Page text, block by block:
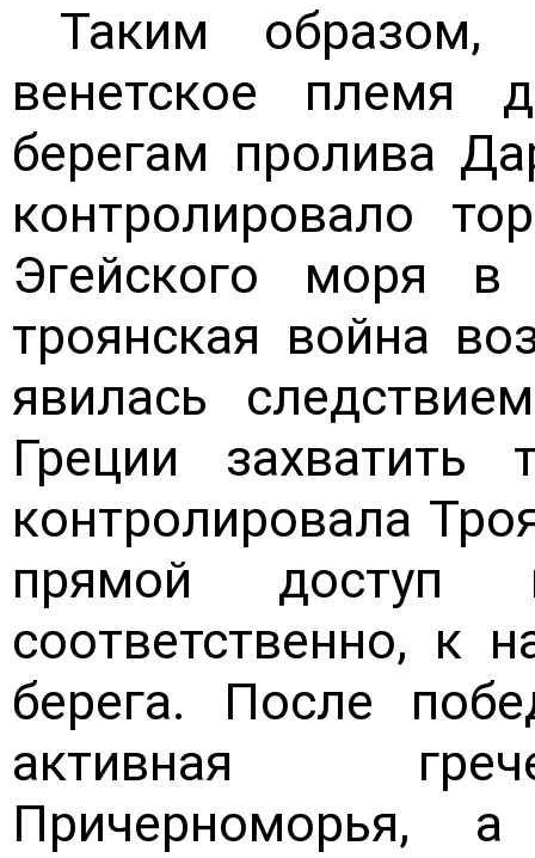
Таким
венетское племя
берегам пролива
контролировало
Эгейского моря
троянская война
явилась
Греции захватить
контролировала
прямой
соответственно, к
берега. После
активная
Причерноморья,